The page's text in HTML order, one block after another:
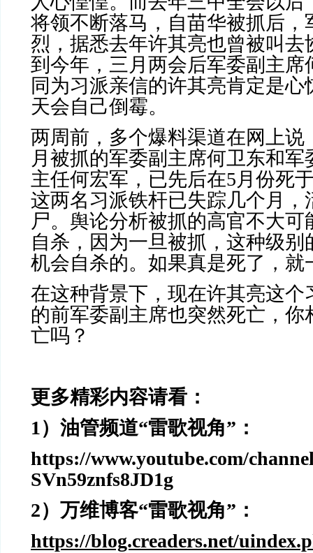
将领不断落马，自苗华被抓后，
烈，据悉去年许其亮也曾被叫去
到今年，三月两会后军委副主席
同为习派亲信的许其亮肯定是心
天会自己倒霉。
两周前，多个爆料渠道在网上说
月被抓的军委副主席何卫东和军
主任何宏军，已先后在5月份死
这两名习派铁杆已失踪几个月，
尸。舆论分析被抓的高官不大可
自杀，因为一旦被抓，这种级别
机会自杀的。如果真是死了，就
在这种背景下，现在许其亮这个
的前军委副主席也突然死亡，你
亡吗？
更多精彩内容请看：
1）油管频道“雷歌视角”：
https://www.youtube.com/
SVn59znfs8JD1g
2）万维博客“雷歌视角”：
https://blog.creaders.net/